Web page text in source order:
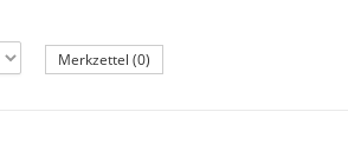
Merkzettel (0)